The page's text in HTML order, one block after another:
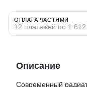
ОПЛАТА ЧАСТЯМИ
12 платежей по 1
Описание
Современный